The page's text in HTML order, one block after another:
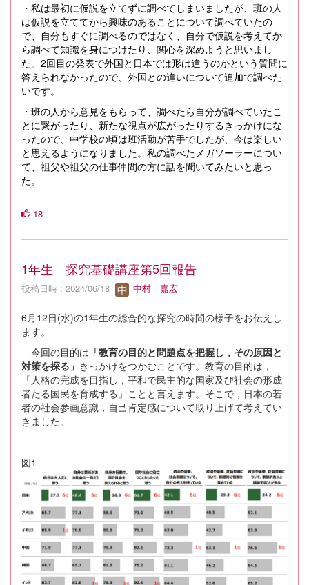
・私は最初に仮説を立てずに調べてしまいましたが、班の人
は仮説を立ててから興味のあることについて調べていたの
で、自分もすぐに調べるのではなく、自分で仮説を考えてか
ら調べて知識を身につけたり、関心を深めようと思いまし
た。 2回目の発表で外国と日本では形は違うのかという質問に
答えられなかったので、外国との違いについて追加で調べた
いです。
・班の人から意見をもらって、調べたら自分が調べていたこ
とに繋がったり、新たな視点が広がったりするきっかけにな
ったので、中学校の頃は班活動が苦手でしたが、今は楽しい
と思えるようになりました。私の調べたメガソーラーについ
て、祖父や祖父の仕事仲間の方に話を聞いてみたいと思っ
た。
18
1年生 探究基礎講座第5回報告
投稿日時 : 2024/06/18 中村 嘉宏
6月12日(水)の1年生の総合的な探究の時間の様子をお伝えし
ます。
今回の目的は 「教育の目的と問題点を把握し，その原因と
対策を探る」 きっかけをつかむことです。教育の目的は，
「人格の完成を目指し，平和で民主的な国家及び社会の形成
者たる国民を育成する」ことと言えます。そこで，日本の若
者の社会参画意識，自己肯定感について取り上げて考えてい
きました。
図1